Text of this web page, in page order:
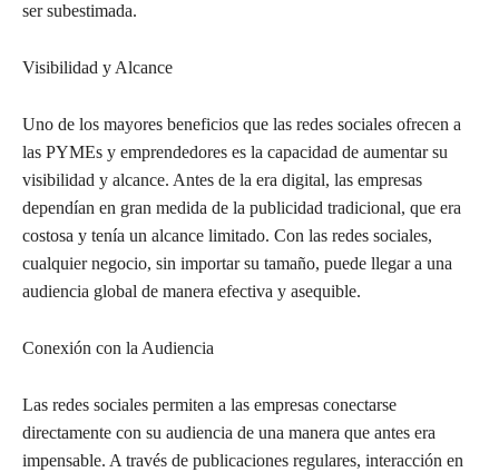
ser subestimada.
Visibilidad y Alcance
Uno de los mayores beneficios que las redes sociales ofrecen a
las PYMEs y emprendedores es la capacidad de aumentar su
visibilidad y alcance. Antes de la era digital, las empresas
dependían en gran medida de la publicidad tradicional, que era
costosa y tenía un alcance limitado. Con las redes sociales,
cualquier negocio, sin importar su tamaño, puede llegar a una
audiencia global de manera efectiva y asequible.
Conexión con la Audiencia
Las redes sociales permiten a las empresas conectarse
directamente con su audiencia de una manera que antes era
impensable. A través de publicaciones regulares, interacción en